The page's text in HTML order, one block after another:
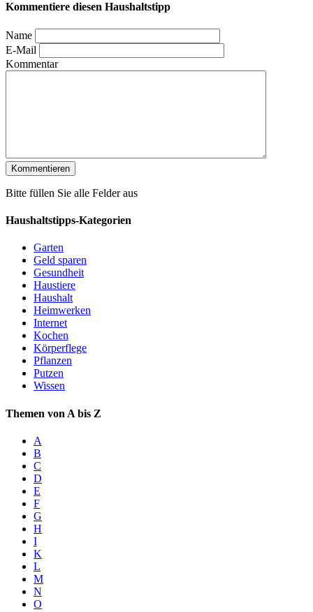
Kommentiere diesen Haushaltstipp
Name
E-Mail
Kommentar
Bitte füllen Sie alle Felder aus
Haushaltstipps-Kategorien
Garten
Geld sparen
Gesundheit
Haustiere
Haushalt
Heimwerken
Internet
Kochen
Körperflege
Pflanzen
Putzen
Wissen
Themen von A bis Z
A
B
C
D
E
F
G
H
I
K
L
M
N
O